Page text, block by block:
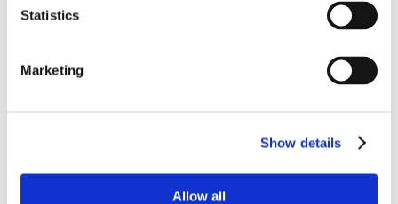
Statistics
Marketing
Show details
Allow all